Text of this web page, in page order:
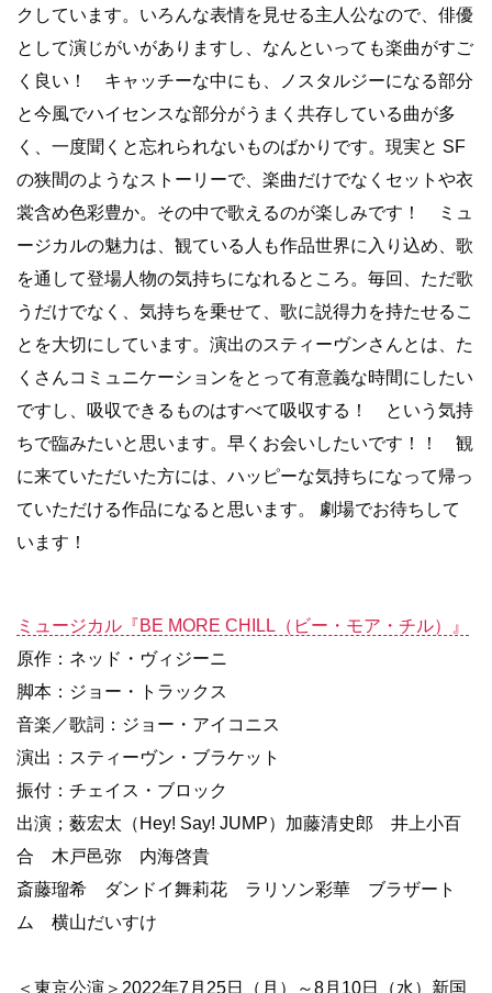
クしています。いろんな表情を見せる主人公なので、俳優
として演じがいがありますし、なんといっても楽曲がすご
く良い！ キャッチーな中にも、ノスタルジーになる部分
と今風でハイセンスな部分がうまく共存している曲が多
く、一度聞くと忘れられないものばかりです。現実と SF
の狭間のようなストーリーで、楽曲だけでなくセットや衣
裳含め色彩豊か。その中で歌えるのが楽しみです！ ミュ
ージカルの魅力は、観ている人も作品世界に入り込め、歌
を通して登場人物の気持ちになれるところ。毎回、ただ歌
うだけでなく、気持ちを乗せて、歌に説得力を持たせるこ
とを大切にしています。演出のスティーヴンさんとは、た
くさんコミュニケーションをとって有意義な時間にしたい
ですし、吸収できるものはすべて吸収する！ という気持
ちで臨みたいと思います。早くお会いしたいです！！ 観
に来ていただいた方には、ハッピーな気持ちになって帰っ
ていただける作品になると思います。 劇場でお待ちして
います！
ミュージカル『BE MORE CHILL（ビー・モア・チル）』
原作：ネッド・ヴィジーニ
脚本：ジョー・トラックス
音楽／歌詞：ジョー・アイコニス
演出：スティーヴン・ブラケット
振付：チェイス・ブロック
出演；薮宏太（Hey! Say! JUMP）加藤清史郎 井上小百
合 木戸邑弥 内海啓貴
斎藤瑠希 ダンドイ舞莉花 ラリソン彩華 ブラザート
ム 横山だいすけ
＜東京公演＞2022年7月25日（月）～8月10日（水）新国